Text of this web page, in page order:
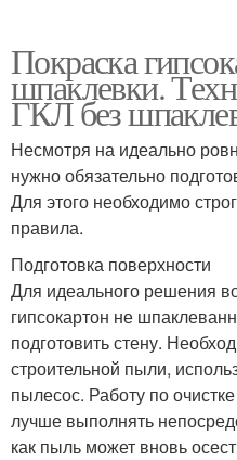
Покраска
шпаклевки.
ГКЛ без
Несмотря на идеально
нужно обязательно
Для этого необходимо
правила.
Подготовка поверхности
Для идеального решения
гипсокартон не
подготовить стену.
строительной пыли,
пылесос. Работу по
лучше выполнять
как пыль может вновь